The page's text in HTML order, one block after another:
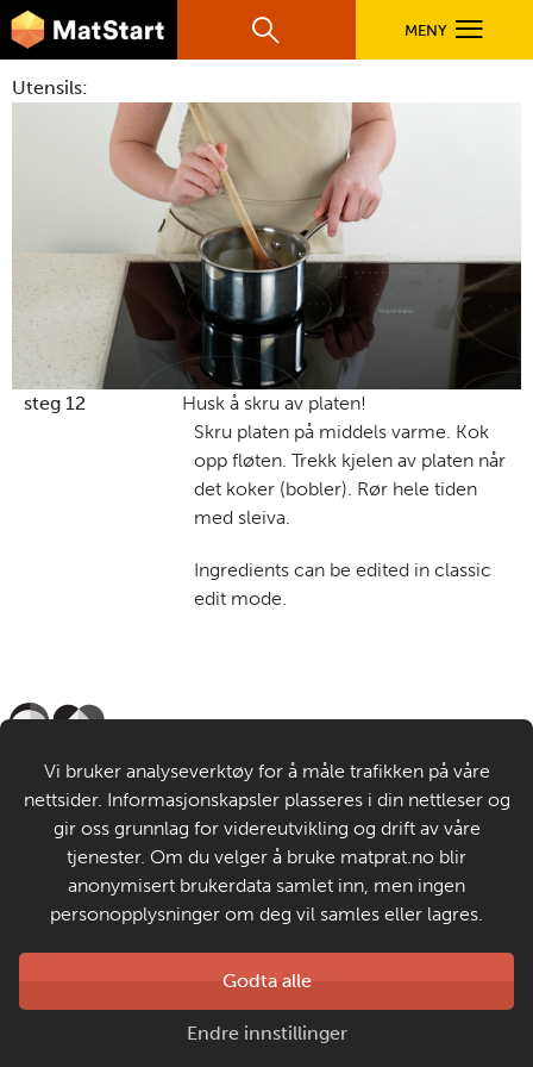
Hopp til hovedinnhold
hovednavigasjonsmobilversjon
MatStart
Søk MENY
OPPSKRIFTER
FØR DU STARTER
LÆR MER
TIL DE VOKSNE
Utensils:
steg 12
Skru platen på middels varme. Kok
opp fløten. Trekk kjelen av platen når
det koker (bobler). Rør hele tiden
med sleiva.
Ingredients can be edited in classic
edit mode.
Husk å skru av platen!
Om MatStart
Kontakt oss
Personvern og informasjonskapsler
Laget av
Matprat
Vi bruker analyseverktøy for å måle trafikken på våre
nettsider. Informasjonskapsler plasseres i din nettleser og
gir oss grunnlag for videreutvikling og drift av våre
tjenester. Om du velger å bruke matprat.no blir
anonymisert brukerdata samlet inn, men ingen
personopplysninger om deg vil samles eller lagres.
Godta alle
Endre innstillinger